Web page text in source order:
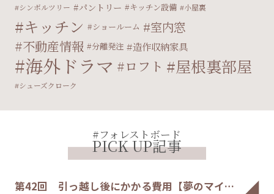
シンボルツリー パントリー キッチン設備 小屋裏
キッチン ショールーム 室内窓
不動産情報 分離発注 造作収納家具
海外ドラマ ロフト 屋根裏部屋
シューズクローク
#フォレストボード
PICK UP記事
第42回 引っ越し後にかかる費用【夢のマイ…